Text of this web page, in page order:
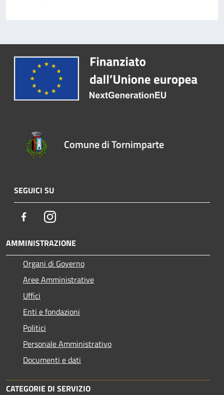
Comune di Tornimparte
SEGUICI SU
FacebookInstagram
AMMINISTRAZIONE
Organi di Governo
Aree Amministrative
Uffici
Enti e fondazioni
Politici
Personale Amministrativo
Documenti e dati
CATEGORIE DI SERVIZIO